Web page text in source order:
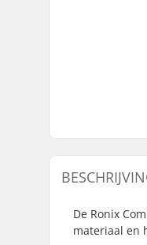
De Ronix
materiaal en